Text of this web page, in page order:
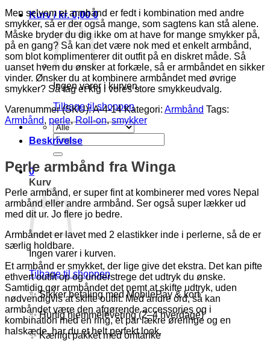
Kurv / kr.0,00 0
Ingen varer i kurven.
Tilbage til shoppen
Søg
efter:
0
Kurv
Ingen varer i kurven.
Tilbage til shoppen
✨ Sikker betaling med MobilePay & kort
✨ Hurtig hjemmelevering (2–4 hverdage)
✨ Kærligt pakket med omtanke
Men selvom et armbånd er fedt i kombination med andre
smykker, så er der også mange, som sagtens kan stå alene.
Måske bryder du dig ikke om at have for mange smykker på,
på en gang? Så kan det være nok med et enkelt armbånd,
som blot komplimenterer dit outfit på en diskret måde. Så
uanset hvem du ønsker at forkæle, så er armbåndet en sikker
vinder. Ønsker du at kombinere armbåndet med øvrige
smykker? Så tag et kig i vores store smykkeudvalg.
Varenummer (SKU):A-4-14 Kategori: Armbånd Tags:
Armbånd, perle,Roll-on,smykker
Beskrivelse
Perle armbånd fra Winga
Perle armbånd, er super fint at kombinerer med vores Nepal
armbånd eller andre armbånd. Ser også super lækker ud
med dit ur. Jo flere jo bedre.
Armbåndet er lavet med 2 elastikker inde i perlerne, så de er
særlig holdbare.
Et armbånd er smykket, der lige give det ekstra. Det kan pifte
ethvert outfit op og understrege det udtryk du ønske.
Samtidig gør armbåndet det nemt at skifte udtryk, uden
nødvendigvis at skifte outfit. Med andre ord, så kan
armbåndet være den afgørende accessories og i
kombination med en ring, et par lækre øreringe og en
halskæde, har du et helt perfekt look.